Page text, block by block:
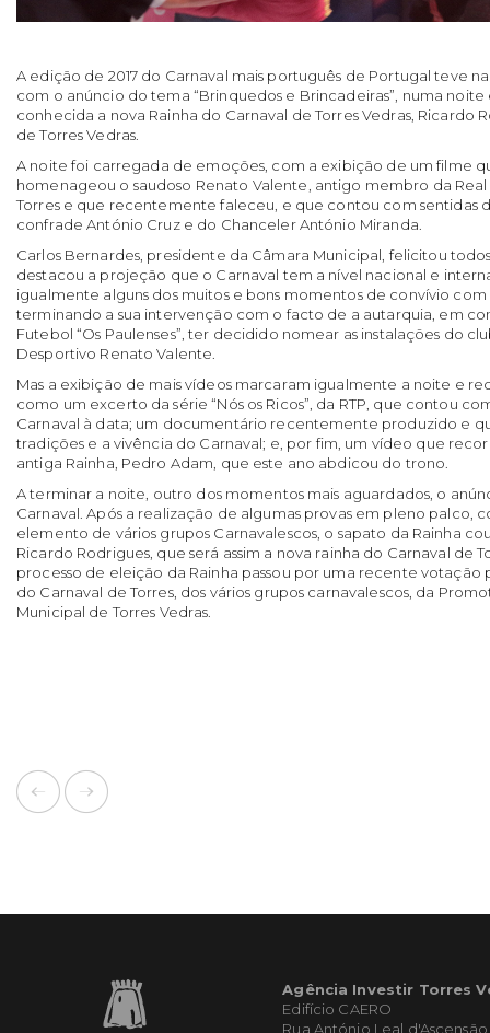
A edição de 2017 do Carnaval mais português de Portugal teve
com o anúncio do tema “Brinquedos e Brincadeiras”, numa
conhecida a nova Rainha do Carnaval de Torres Vedras, Ricardo
de Torres Vedras.
A noite foi carregada de emoções, com a exibição de um filme
homenageou o saudoso Renato Valente, antigo membro da
Torres e que recentemente faleceu, e que contou com sentidas
confrade António Cruz e do Chanceler António Miranda.
Carlos Bernardes, presidente da Câmara Municipal, felicitou
destacou a projeção que o Carnaval tem a nível nacional e
igualmente alguns dos muitos e bons momentos de convívio
terminando a sua intervenção com o facto de a autarquia, em
Futebol “Os Paulenses”, ter decidido nomear as instalações do
Desportivo Renato Valente.
Mas a exibição de mais vídeos marcaram igualmente a noite e
como um excerto da série “Nós os Ricos”, da RTP, que contou
Carnaval à data; um documentário recentemente produzido e
tradições e a vivência do Carnaval; e, por fim, um vídeo que
antiga Rainha, Pedro Adam, que este ano abdicou do trono.
A terminar a noite, outro dos momentos mais aguardados, o
Carnaval. Após a realização de algumas provas em pleno palco,
elemento de vários grupos Carnavalescos, o sapato da Rainha
Ricardo Rodrigues, que será assim a nova rainha do Carnaval de
processo de eleição da Rainha passou por uma recente votação
do Carnaval de Torres, dos vários grupos carnavalescos, da
Municipal de Torres Vedras.
Agência Investir Torres
Edifício CAERO
Rua António Leal d'Ascensão